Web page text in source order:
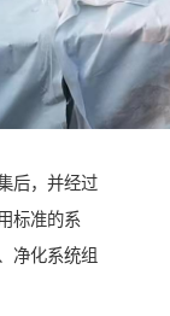
后，并经过
标准的系
净化系统组